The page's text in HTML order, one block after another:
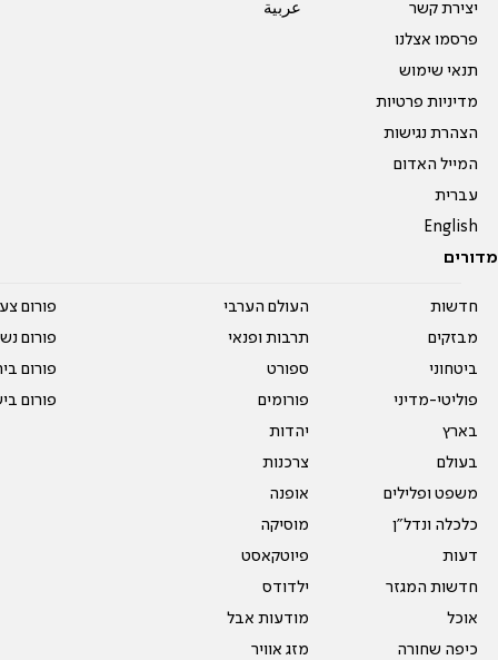
יצירת קשר
פרסמו אצלנו
תנאי שימוש
מדיניות פרטיות
הצהרת נגישות
המייל האדום
עברית
English
عربية
מדורים
חדשות
מבזקים
ביטחוני
פוליטי-מדיני
בארץ
בעולם
משפט ופלילים
כלכלה ונדל"ן
דעות
חדשות המגזר
אוכל
כיפה שחורה
העולם הערבי
תרבות ופנאי
ספורט
פורומים
יהדות
צרכנות
אופנה
מוסיקה
פיוטקאסט
ילדודס
מודעות אבל
מזג אוויר
פורום
פורום
פורום
פורום